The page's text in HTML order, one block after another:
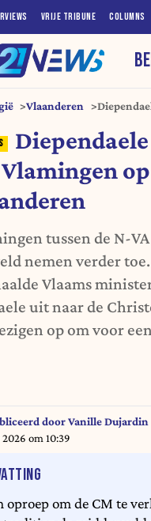
VRIJE TRIBUNE COLUMNS
Vlaanderen
tussen de N-
nemen verder
Vlaams
uit naar de
op om voor
doorVanille Dujardin
om 10:39
oproep om de CM te